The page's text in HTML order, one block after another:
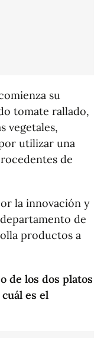
su
tomate rallado,
vegetales,
utilizar una
de
la innovación y
de
productos a
de los dos platos
es el